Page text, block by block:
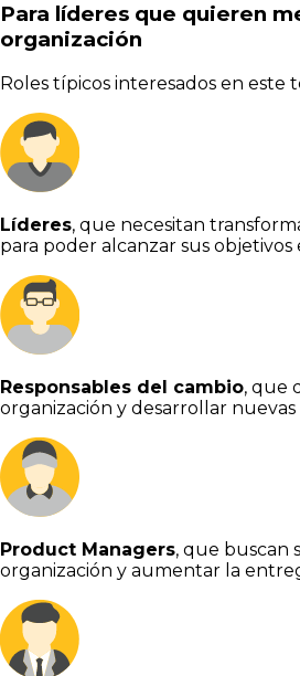
Para líderes que quieren
organización
Roles típicos interesados en este
Líderes, que necesitan
para poder alcanzar sus objetivos
Responsables del cambio, que
organización y desarrollar nuevas
Product Managers, que buscan
organización y aumentar la